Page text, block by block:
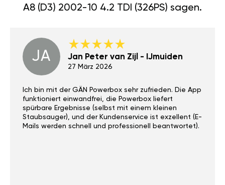
A8 (D3) 2002-10 4.2 TDI (326PS) sagen.
JA Jan Peter van Zijl - IJmuiden
27 März 2026
Ich bin mit der GÄN Powerbox sehr zufrieden. Die App
funktioniert einwandfrei, die Powerbox liefert
spürbare Ergebnisse (selbst mit einem kleinen
Staubsauger), und der Kundenservice ist exzellent (E-
Mails werden schnell und professionell beantwortet).